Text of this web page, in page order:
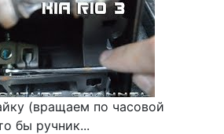
(вращаем по часовой
бы ручник...